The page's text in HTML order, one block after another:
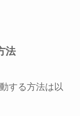
法
する方法は以